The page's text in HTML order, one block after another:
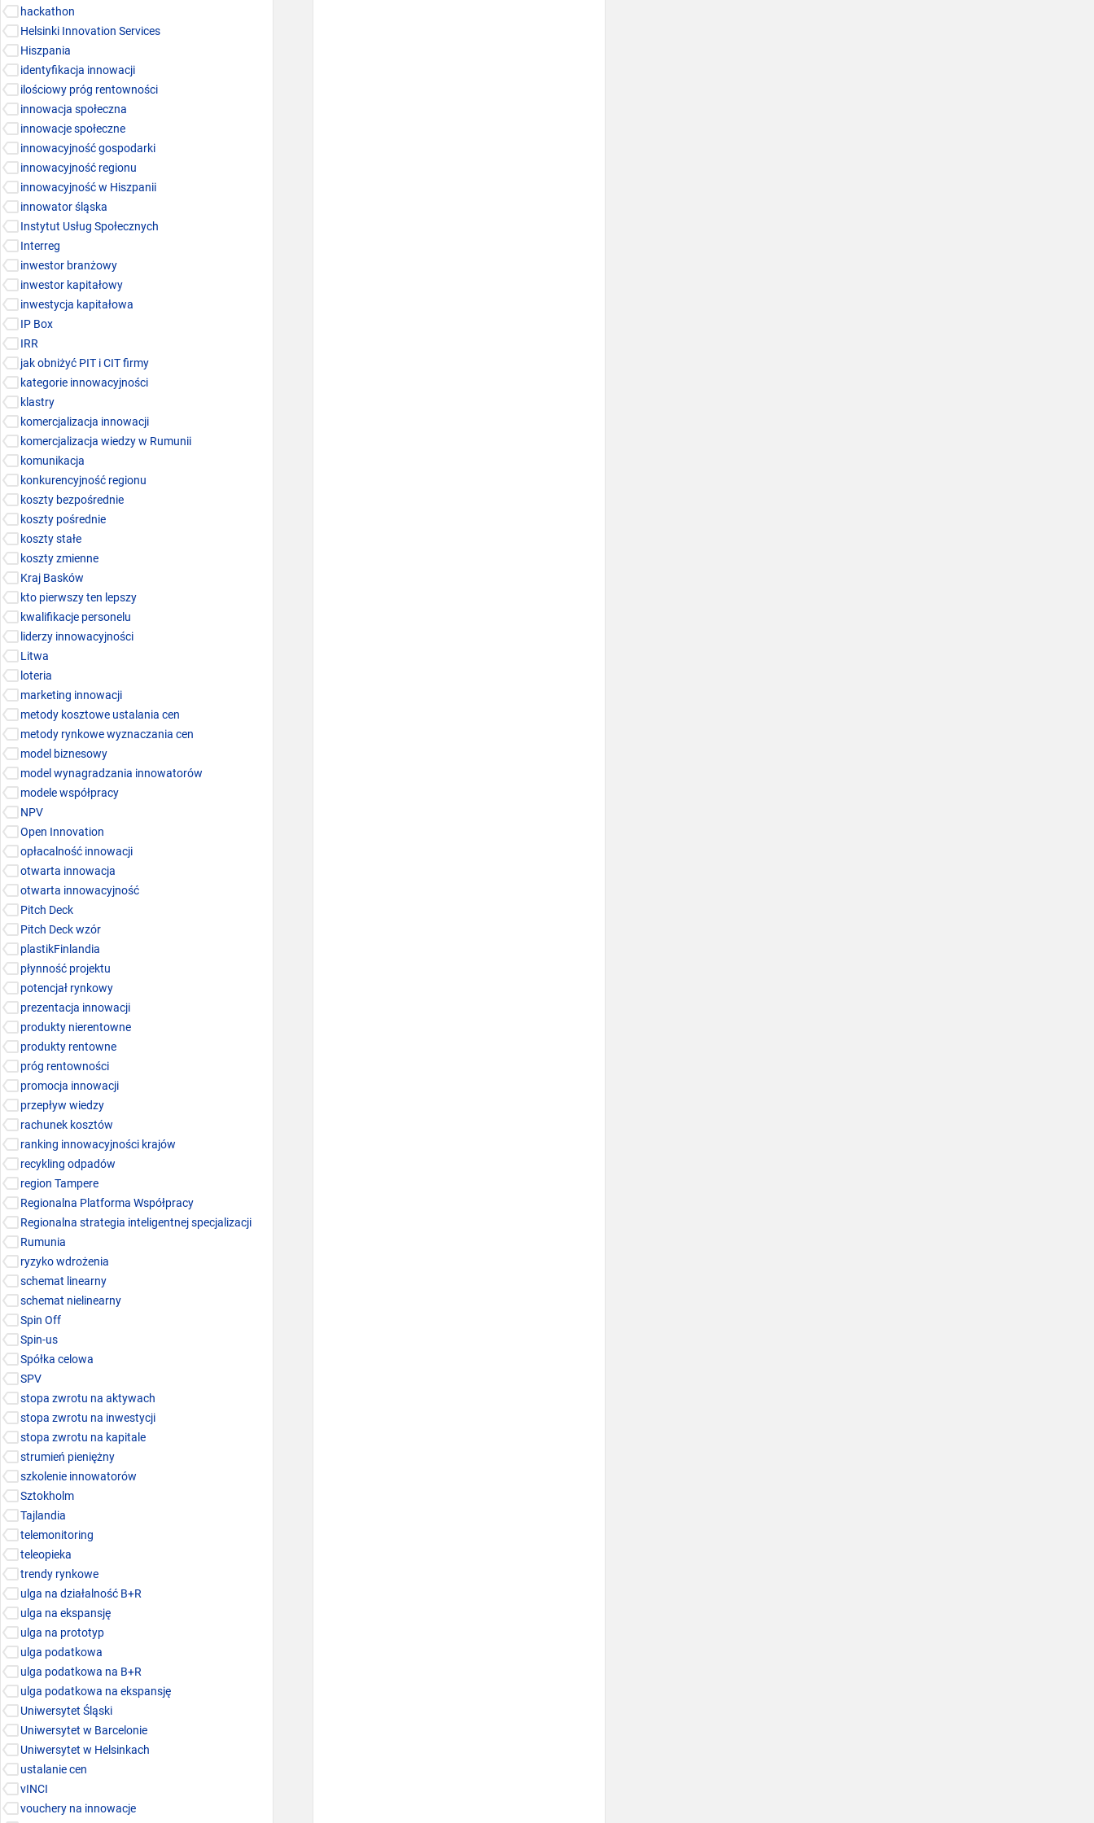
hackathon
Helsinki Innovation Services
Hiszpania
identyfikacja innowacji
ilościowy próg rentowności
innowacja społeczna
innowacje społeczne
innowacyjność gospodarki
innowacyjność regionu
innowacyjność w Hiszpanii
innowator śląska
Instytut Usług Społecznych
Interreg
inwestor branżowy
inwestor kapitałowy
inwestycja kapitałowa
IP Box
IRR
jak obniżyć PIT i CIT firmy
kategorie innowacyjności
klastry
komercjalizacja innowacji
komercjalizacja wiedzy w Rumunii
komunikacja
konkurencyjność regionu
koszty bezpośrednie
koszty pośrednie
koszty stałe
koszty zmienne
Kraj Basków
kto pierwszy ten lepszy
kwalifikacje personelu
liderzy innowacyjności
Litwa
loteria
marketing innowacji
metody kosztowe ustalania cen
metody rynkowe wyznaczania cen
model biznesowy
model wynagradzania innowatorów
modele współpracy
NPV
Open Innovation
opłacalność innowacji
otwarta innowacja
otwarta innowacyjność
Pitch Deck
Pitch Deck wzór
plastikFinlandia
płynność projektu
potencjał rynkowy
prezentacja innowacji
produkty nierentowne
produkty rentowne
próg rentowności
promocja innowacji
przepływ wiedzy
rachunek kosztów
ranking innowacyjności krajów
recykling odpadów
region Tampere
Regionalna Platforma Współpracy
Regionalna strategia inteligentnej specjalizacji
Rumunia
ryzyko wdrożenia
schemat linearny
schemat nielinearny
Spin Off
Spin-us
Spółka celowa
SPV
stopa zwrotu na aktywach
stopa zwrotu na inwestycji
stopa zwrotu na kapitale
strumień pieniężny
szkolenie innowatorów
Sztokholm
Tajlandia
telemonitoring
teleopieka
trendy rynkowe
ulga na działalność B+R
ulga na ekspansję
ulga na prototyp
ulga podatkowa
ulga podatkowa na B+R
ulga podatkowa na ekspansję
Uniwersytet Śląski
Uniwersytet w Barcelonie
Uniwersytet w Helsinkach
ustalanie cen
vINCI
vouchery na innowacje